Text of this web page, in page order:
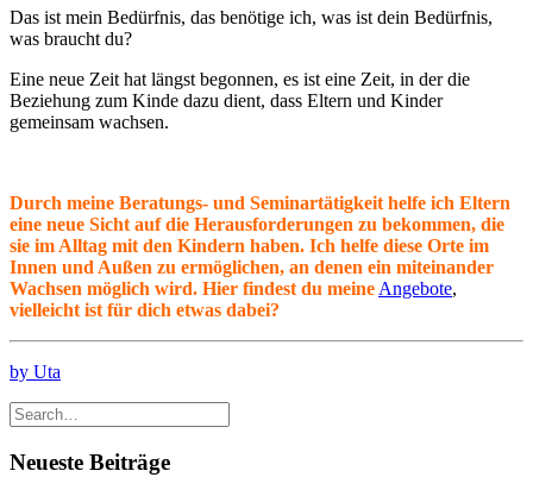
Das ist mein Bedürfnis, das benötige ich, was ist dein Bedürfnis,
was braucht du?
Eine neue Zeit hat längst begonnen, es ist eine Zeit, in der die
Beziehung zum Kinde dazu dient, dass Eltern und Kinder
gemeinsam wachsen.
Durch meine Beratungs- und Seminartätigkeit helfe ich Eltern
eine neue Sicht auf die Herausforderungen zu bekommen, die
sie im Alltag mit den Kindern haben. Ich helfe diese Orte im
Innen und Außen zu ermöglichen, an denen ein miteinander
Wachsen möglich wird. Hier findest du meine Angebote,
vielleicht ist für dich etwas dabei?
by Uta
Neueste Beiträge